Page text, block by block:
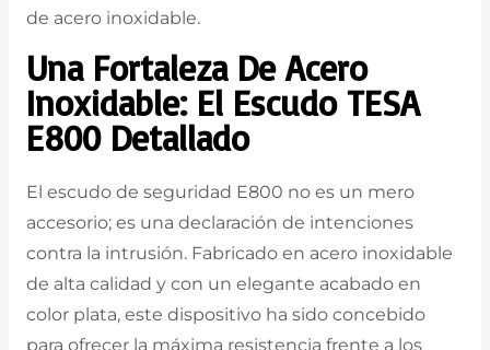
de acero inoxidable.
Una Fortaleza De Acero
Inoxidable: El Escudo TESA
E800 Detallado
El escudo de seguridad E800 no es un mero
accesorio; es una declaración de intenciones
contra la intrusión. Fabricado en acero inoxidable
de alta calidad y con un elegante acabado en
color plata, este dispositivo ha sido concebido
para ofrecer la máxima resistencia frente a los